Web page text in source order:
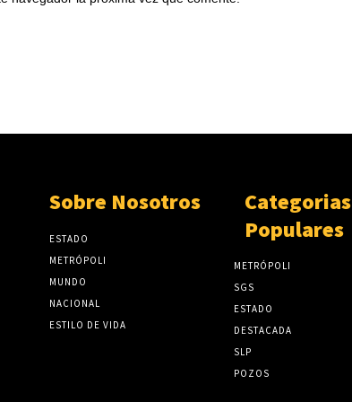
Sobre Nosotros
ESTADO
METRÓPOLI
MUNDO
NACIONAL
ESTILO DE VIDA
Categorias
Populares
METRÓPOLI
SGS
ESTADO
DESTACADA
SLP
POZOS